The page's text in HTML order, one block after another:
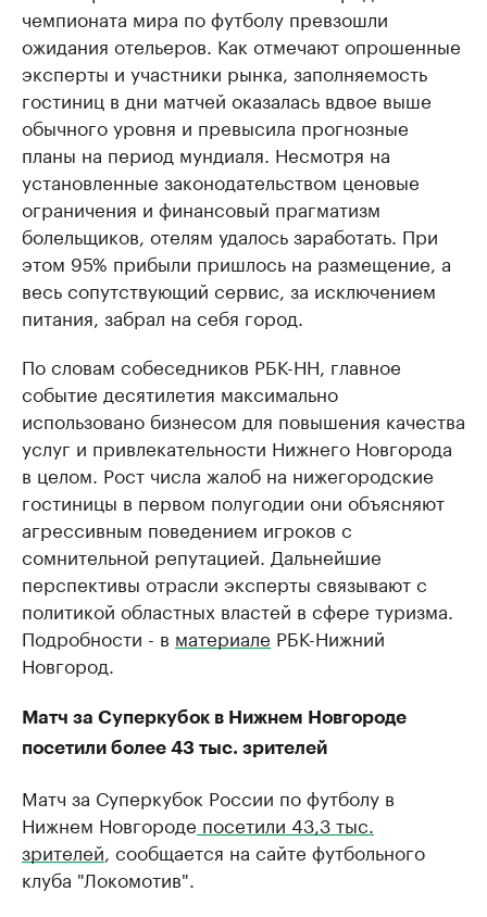
чемпионата мира по футболу превзошли
ожидания отельеров. Как отмечают опрошенные
эксперты и участники рынка, заполняемость
гостиниц в дни матчей оказалась вдвое выше
обычного уровня и превысила прогнозные
планы на период мундиаля. Несмотря на
установленные законодательством ценовые
ограничения и финансовый прагматизм
болельщиков, отелям удалось заработать. При
этом 95% прибыли пришлось на размещение, а
весь сопутствующий сервис, за исключением
питания, забрал на себя город.
По словам собеседников РБК-НН, главное
событие десятилетия максимально
использовано бизнесом для повышения качества
услуг и привлекательности Нижнего Новгорода
в целом. Рост числа жалоб на нижегородские
гостиницы в первом полугодии они объясняют
агрессивным поведением игроков с
сомнительной репутацией. Дальнейшие
перспективы отрасли эксперты связывают с
политикой областных властей в сфере туризма.
Подробности - в материале РБК-Нижний
Новгород.
Матч за Суперкубок в Нижнем Новгороде
посетили более 43 тыс. зрителей
Матч за Суперкубок России по футболу в
Нижнем Новгороде посетили 43,3 тыс.
зрителей, сообщается на сайте футбольного
клуба "Локомотив".